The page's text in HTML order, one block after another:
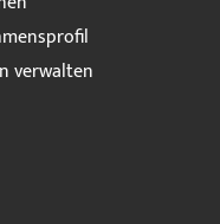
verwalten